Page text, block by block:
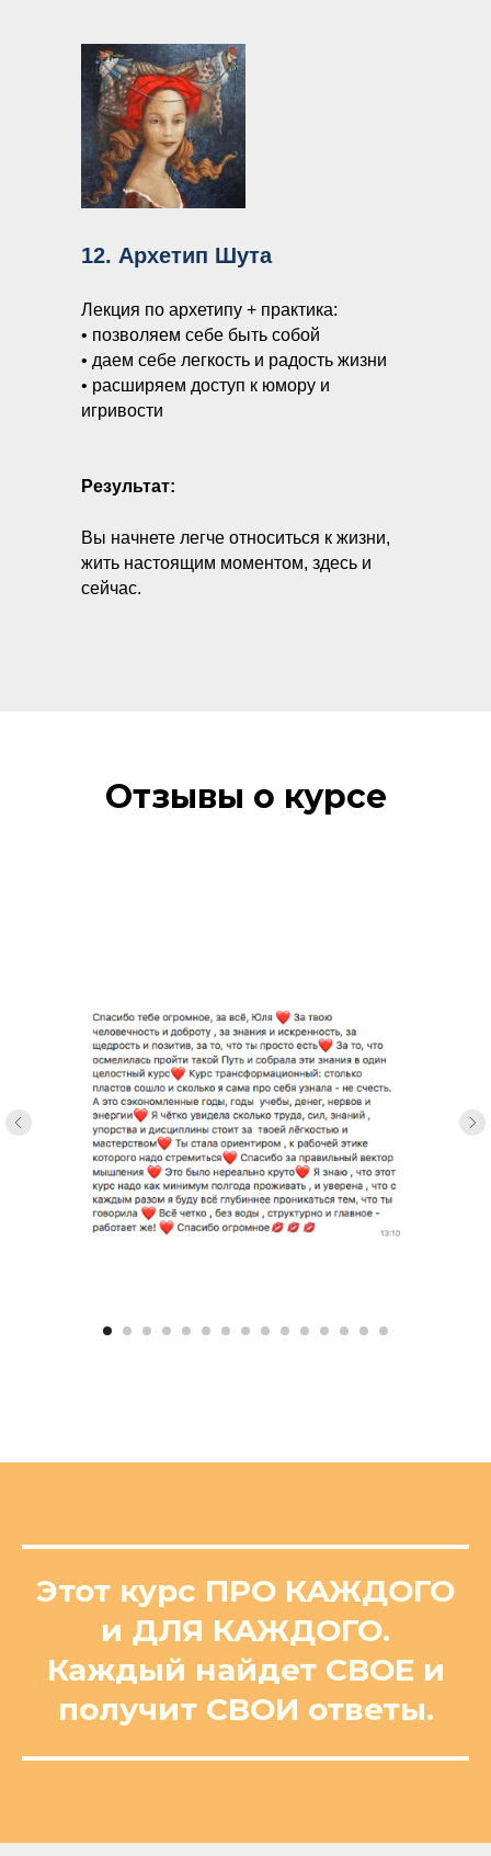
12. Архетип Шута
Лекция по архетипу + практика:
• позволяем себе быть собой
• даем себе легкость и радость жизни
• расширяем доступ к юмору и
игривости
Результат:
Вы начнете легче относиться к жизни,
жить настоящим моментом, здесь и
сейчас.
Отзывы о курсе
Этот курс ПРО КАЖДОГО
и ДЛЯ КАЖДОГО.
Каждый найдет СВОЕ и
получит СВОИ ответы.